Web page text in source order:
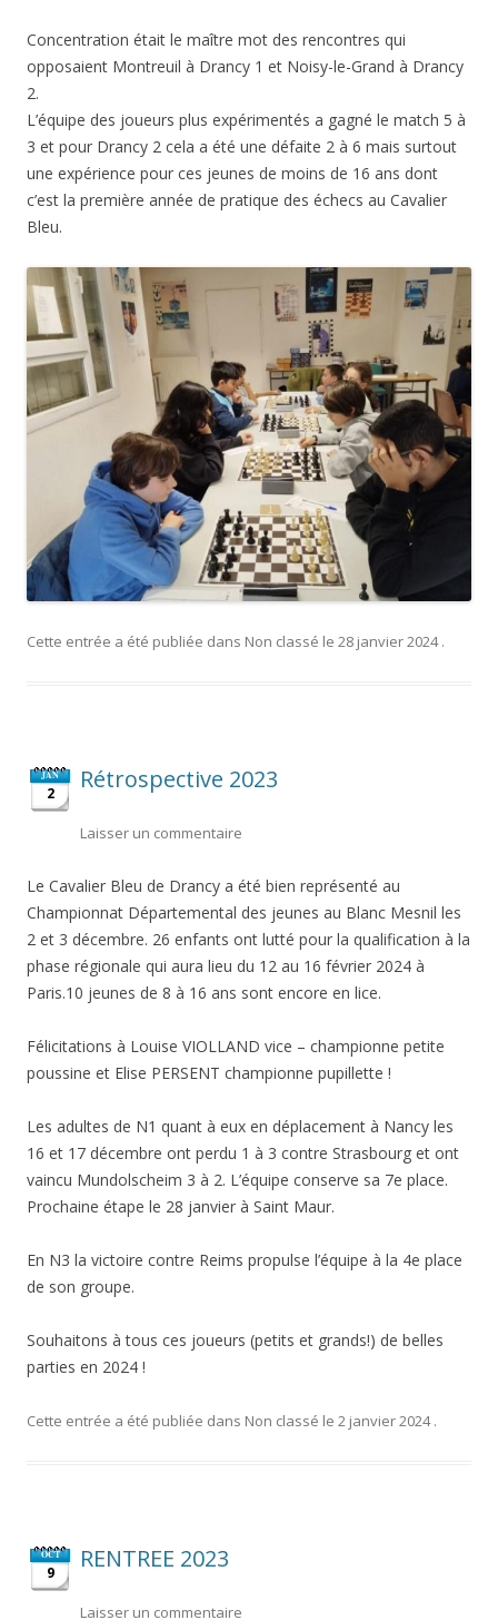
Concentration était le maître mot des rencontres qui
opposaient Montreuil à Drancy 1 et Noisy-le-Grand à Drancy
2.
L’équipe des joueurs plus expérimentés a gagné le match 5 à
3 et pour Drancy 2 cela a été une défaite 2 à 6 mais surtout
une expérience pour ces jeunes de moins de 16 ans dont
c’est la première année de pratique des échecs au Cavalier
Bleu.
Cette entrée a été publiée dans Non classé le 28 janvier 2024 .
JAN
2 Rétrospective 2023
Laisser un commentaire
Le Cavalier Bleu de Drancy a été bien représenté au
Championnat Départemental des jeunes au Blanc Mesnil les
2 et 3 décembre. 26 enfants ont lutté pour la qualification à la
phase régionale qui aura lieu du 12 au 16 février 2024 à
Paris.10 jeunes de 8 à 16 ans sont encore en lice.
Félicitations à Louise VIOLLAND vice – championne petite
poussine et Elise PERSENT championne pupillette !
Les adultes de N1 quant à eux en déplacement à Nancy les
16 et 17 décembre ont perdu 1 à 3 contre Strasbourg et ont
vaincu Mundolscheim 3 à 2. L’équipe conserve sa 7e place.
Prochaine étape le 28 janvier à Saint Maur.
En N3 la victoire contre Reims propulse l’équipe à la 4e place
de son groupe.
Souhaitons à tous ces joueurs (petits et grands!) de belles
parties en 2024 !
Cette entrée a été publiée dans Non classé le 2 janvier 2024 .
OCT
9 RENTREE 2023
Laisser un commentaire